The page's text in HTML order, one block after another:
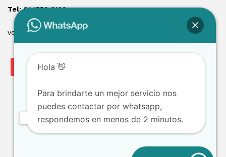
Tel:81 1550 3100
ventas@losmontacargas.mx
Copyright © 2025 Los Montacargas RTE
Hola 👋
Para brindarte un mejor servicio nos
puedes contactar por whatsapp,
respondemos en menos de 2 minutos.